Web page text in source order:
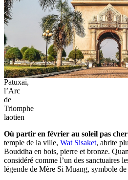
monument religieux le plus sacré du
Bouddha et constitue le cœur des
notamment le festival That Luang.
À proximité se dresse Patuxai, l’Arc
en hommage aux combattants de
Triomphe parisien mais orné de motifs
offre depuis son sommet une vue